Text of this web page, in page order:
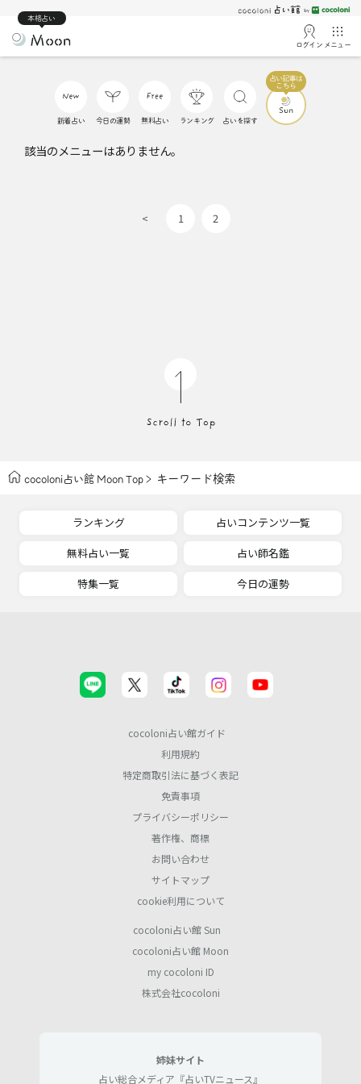
本格占い
ログイン メニュー
新着占い 今日の運勢 無料占い ランキング 占いを探す
該当のメニューはありません。
< 1 2
cocoloni占い館 Moon Top キーワード検索
ランキング
占いコンテンツ一覧
無料占い一覧
占い師名鑑
特集一覧
今日の運勢
cocoloni占い館ガイド
利用規約
特定商取引法に基づく表記
免責事項
プライバシーポリシー
著作権、商標
お問い合わせ
サイトマップ
cookie利用について
cocoloni占い館 Sun
cocoloni占い館 Moon
my cocoloni ID
株式会社cocoloni
姉妹サイト
占い総合メディア『占いTVニュース』